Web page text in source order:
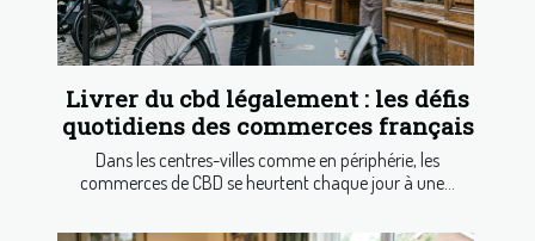
Livrer du cbd légalement : les défis
quotidiens des commerces français
Dans les centres-villes comme en périphérie, les
commerces de CBD se heurtent chaque jour à une...